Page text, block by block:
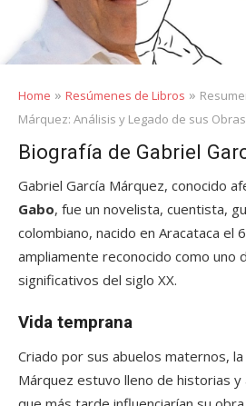
Home » Resúmenes de Libros »
Márquez: Análisis y Legado de sus
Biografía de Gabriel
Gabriel García Márquez, conocido
Gabo, fue un novelista, cuentista,
colombiano, nacido en Aracataca el
ampliamente reconocido como uno
significativos del siglo XX.
Vida temprana
Criado por sus abuelos maternos, la
Márquez estuvo lleno de historias y